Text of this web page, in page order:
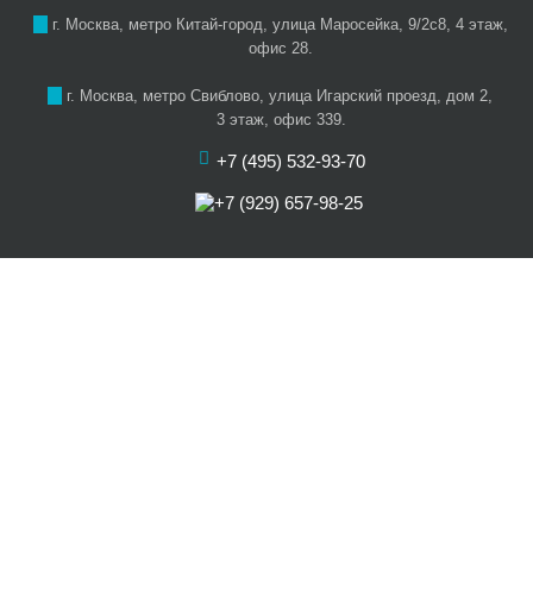
г. Москва, метро Китай-город, улица Маросейка, 9/2с8, 4 этаж,
офис 28.
г. Москва, метро Свиблово, улица Игарский проезд, дом 2,
3 этаж, офис 339.
+7 (495) 532-93-70
+7 (929) 657-98-25